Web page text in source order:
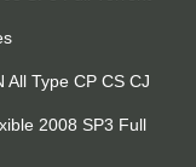
All Type CP CS CJ
2008 SP3 Full